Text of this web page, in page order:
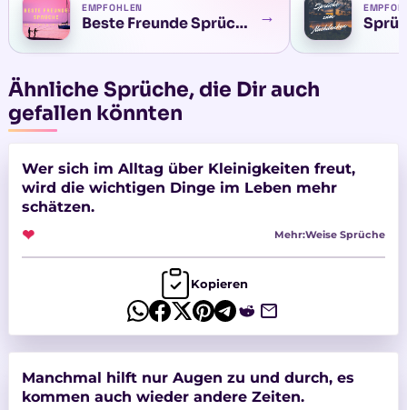
EMPFOHLEN
Beste Freunde Sprüche →
Ähnliche Sprüche, die Dir auch
gefallen könnten
Wer sich im Alltag über Kleinigkeiten freut,
wird die wichtigen Dinge im Leben mehr
schätzen.
❤
Mehr:Weise Sprüche
Kopieren
Manchmal hilft nur Augen zu und durch, es
kommen auch wieder andere Zeiten.